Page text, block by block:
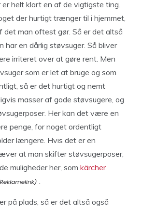
er helt klart en af de vigtigste ting.
der hurtigt trænger til i hjemmet,
det man oftest gør. Så er det altså
har en dårlig støvsuger. Så bliver
irriteret over at gøre rent. Men
som er let at bruge og som
så er det hurtigt og nemt
masser af gode støvsugere, og
Her kan det være en
penge, for noget ordentligt
længere. Hvis det er en
at man skifter støvsugerposer,
muligheder her, som kärcher
.
på plads, så er det altså også